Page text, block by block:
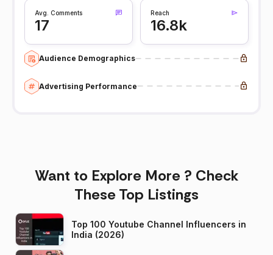
Avg. Comments
17
Reach
16.8k
Audience Demographics
Advertising Performance
Want to Explore More ? Check
These Top Listings
Top 100 Youtube Channel Influencers in
India (2026)